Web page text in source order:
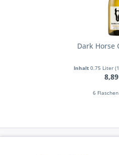
Dark Horse
Inhalt0.75 Liter
6